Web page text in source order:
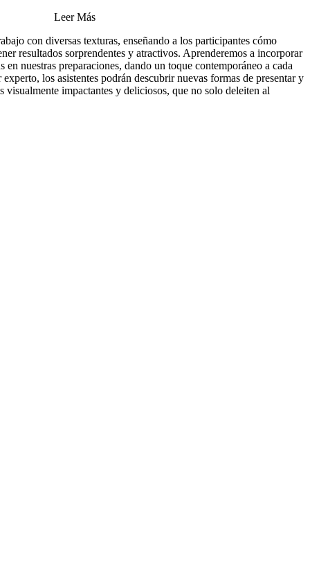
Leer Más
con diversas texturas, enseñando a los participantes cómo
resultados sorprendentes y atractivos. Aprenderemos a incorporar
en nuestras preparaciones, dando un toque contemporáneo a cada
los asistentes podrán descubrir nuevas formas de presentar y
visualmente impactantes y deliciosos, que no solo deleiten al